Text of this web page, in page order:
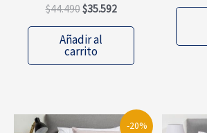
$44.490El
original
era:
$35.592El
actual
$35.592.
Añadir al
carrito
-20%